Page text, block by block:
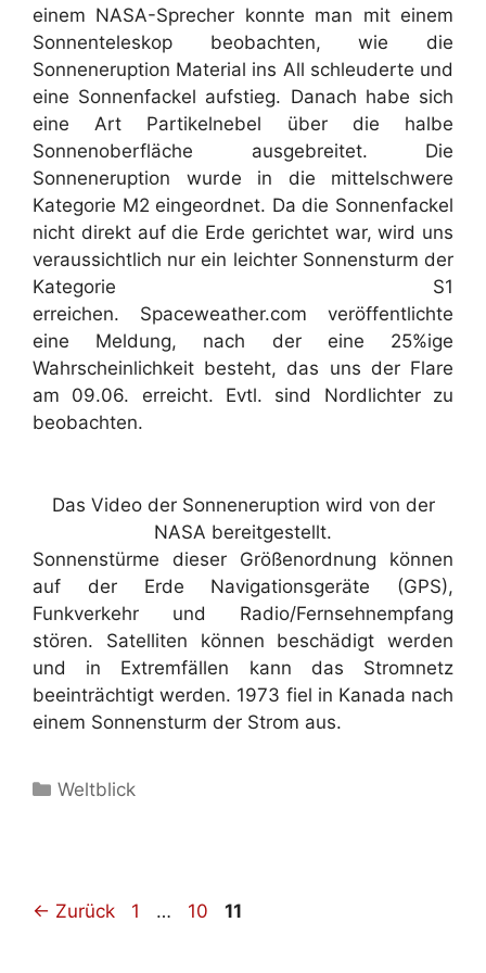
einem NASA-Sprecher konnte man mit einem
Sonnenteleskop beobachten, wie die
Sonneneruption Material ins All schleuderte und
eine Sonnenfackel aufstieg. Danach habe sich
eine Art Partikelnebel über die halbe
Sonnenoberfläche ausgebreitet. Die
Sonneneruption wurde in die mittelschwere
Kategorie M2 eingeordnet. Da die Sonnenfackel
nicht direkt auf die Erde gerichtet war, wird uns
veraussichtlich nur ein leichter Sonnensturm der
Kategorie S1
erreichen. Spaceweather.com veröffentlichte
eine Meldung, nach der eine 25%ige
Wahrscheinlichkeit besteht, das uns der Flare
am 09.06. erreicht. Evtl. sind Nordlichter zu
beobachten.
Das Video der Sonneneruption wird von der
NASA bereitgestellt.
Sonnenstürme dieser Größenordnung können
auf der Erde Navigationsgeräte (GPS),
Funkverkehr und Radio/Fernsehnempfang
stören. Satelliten können beschädigt werden
und in Extremfällen kann das Stromnetz
beeinträchtigt werden. 1973 fiel in Kanada nach
einem Sonnensturm der Strom aus.
Kategorien
Weltblick
← Zurück Seite
1 … Seite
10 Seite
11